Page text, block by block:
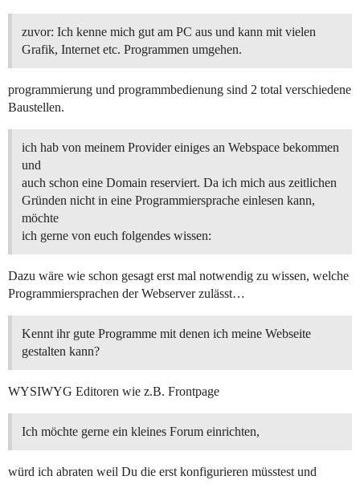
zuvor: Ich kenne mich gut am PC aus und kann mit vielen
Grafik, Internet etc. Programmen umgehen.
programmierung und programmbedienung sind 2 total verschiedene
Baustellen.
ich hab von meinem Provider einiges an Webspace bekommen
und
auch schon eine Domain reserviert. Da ich mich aus zeitlichen
Gründen nicht in eine Programmiersprache einlesen kann,
möchte
ich gerne von euch folgendes wissen:
Dazu wäre wie schon gesagt erst mal notwendig zu wissen, welche
Programmiersprachen der Webserver zulässt…
Kennt ihr gute Programme mit denen ich meine Webseite
gestalten kann?
WYSIWYG Editoren wie z.B. Frontpage
Ich möchte gerne ein kleines Forum einrichten,
würd ich abraten weil Du die erst konfigurieren müsstest und